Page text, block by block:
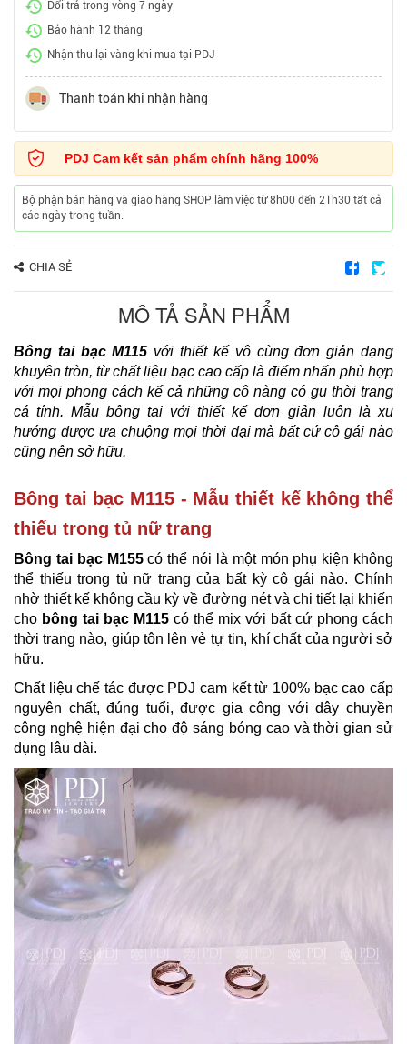
Đổi trả trong vòng 7 ngày
Bảo hành 12 tháng
Nhận thu lại vàng khi mua tại PDJ
Thanh toán khi nhận hàng
PDJ Cam kết sản phẩm chính hãng 100%
Bộ phận bán hàng và giao hàng SHOP làm việc từ 8h00 đến 21h30 tất cả
các ngày trong tuần.
CHIA SẺ
MÔ TẢ SẢN PHẨM
Bông tai bạc M115 với thiết kế vô cùng đơn giản dạng
khuyên tròn, từ chất liệu bạc cao cấp là điểm nhấn phù hợp
với mọi phong cách kể cả những cô nàng có gu thời trang
cá tính. Mẫu bông tai với thiết kế đơn giản luôn là xu
hướng được ưa chuộng mọi thời đại mà bất cứ cô gái nào
cũng nên sở hữu.
Bông tai bạc M115 - Mẫu thiết kế không thể
thiếu trong tủ nữ trang
Bông tai bạc M155có thể nói là một món phụ kiện không
thể thiếu trong tủ nữ trang của bất kỳ cô gái nào. Chính
nhờ thiết kế không cầu kỳ về đường nét và chi tiết lại khiến
cho bông tai bạc M115 có thể mix với bất cứ phong cách
thời trang nào, giúp tôn lên vẻ tự tin, khí chất của người sở
hữu.
Chất liệu chế tác được PDJ cam kết từ 100% bạc cao cấp
nguyên chất, đúng tuổi, được gia công với dây chuyền
công nghệ hiện đại cho độ sáng bóng cao và thời gian sử
dụng lâu dài.